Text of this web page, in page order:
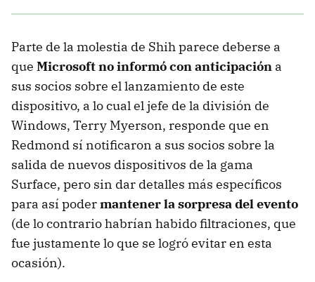
Parte de la molestia de Shih parece deberse a
que Microsoft no informó con anticipación a
sus socios sobre el lanzamiento de este
dispositivo, a lo cual el jefe de la división de
Windows, Terry Myerson, responde que en
Redmond sí notificaron a sus socios sobre la
salida de nuevos dispositivos de la gama
Surface, pero sin dar detalles más específicos
para así podermantener la sorpresa del evento
(de lo contrario habrían habido filtraciones, que
fue justamente lo que se logró evitar en esta
ocasión).